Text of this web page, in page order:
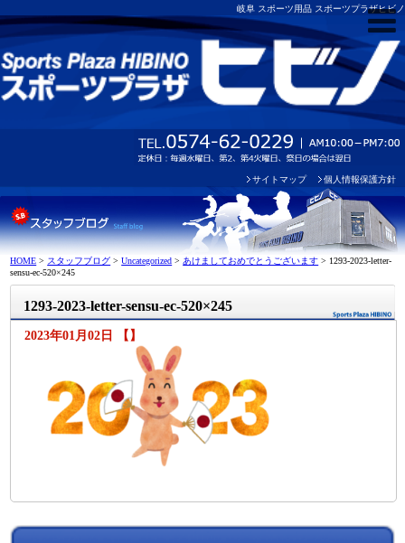
岐阜 スポーツ用品 スポーツプラザヒビノ
サイトマップ 個人情報保護方針
HOME > スタッフブログ >Uncategorized > あけましておめでとうございます > 1293-2023-letter-
sensu-ec-520×245
1293-2023-letter-sensu-ec-520×245
2023年01月02日 【】